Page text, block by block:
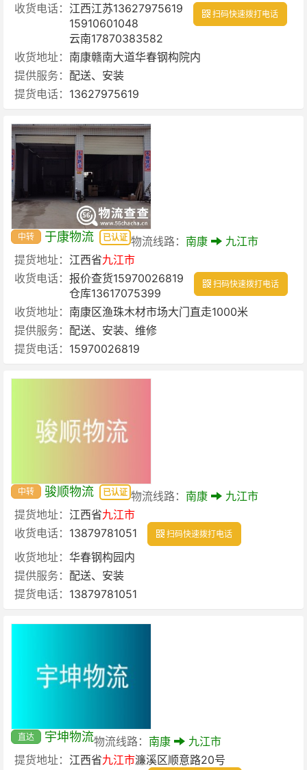
收货电话： 江西江苏13627975619
15910601048
云南17870383582
扫码快速拨打电话
收货地址： 南康赣南大道华春钢构院内
提供服务： 配送、安装
提货电话： 13627975619
中转 于康物流 已认证 物流线路： 南康
九江市
提货地址： 江西省九江市
收货电话： 报价查货15970026819
仓库13617075399
扫码快速拨打电话
收货地址： 南康区渔珠木材市场大门直走1000米
提供服务： 配送、安装、维修
提货电话： 15970026819
中转 骏顺物流 已认证 物流线路： 南康
九江市
提货地址： 江西省九江市
收货电话： 13879781051 扫码快速拨打电话
收货地址： 华春钢构园内
提供服务： 配送、安装
提货电话： 13879781051
直达 宇坤物流物流线路： 南康
九江市
提货地址： 江西省九江市濂溪区顺意路20号